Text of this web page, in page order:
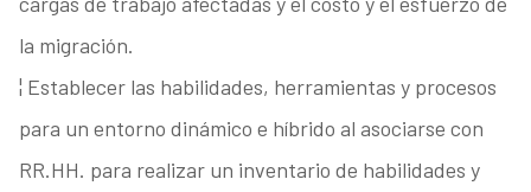
la migración.
¦ Establecer las habilidades, herramientas y procesos
para un entorno dinámico e híbrido al asociarse con
RR.HH. para realizar un inventario de habilidades y